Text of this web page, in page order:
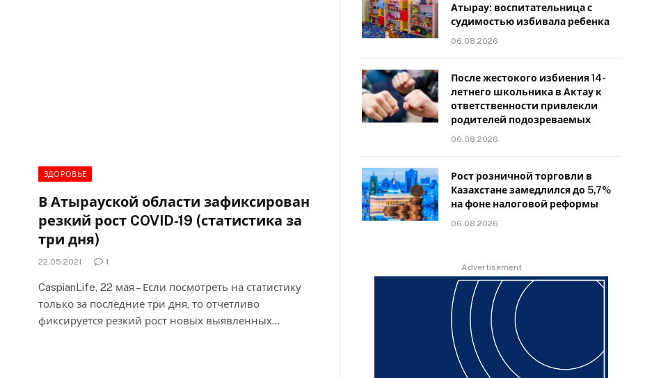
ЗДОРОВЬЕ
В Атырауской области зафиксирован
резкий рост COVID-19 (статистика за
три дня)
22.05.2021 1
CaspianLife, 22 мая – Если посмотреть на статистику
только за последние три дня, то отчетливо
фиксируется резкий рост новых выявленных…
Атырау: воспитательница с
судимостью избивала ребенка
06.08.2026
После жестокого избиения 14-
летнего школьника в Актау к
ответственности привлекли
родителей подозреваемых
06.08.2026
Рост розничной торговли в
Казахстане замедлился до 5,7%
на фоне налоговой реформы
06.08.2026
Advertisement